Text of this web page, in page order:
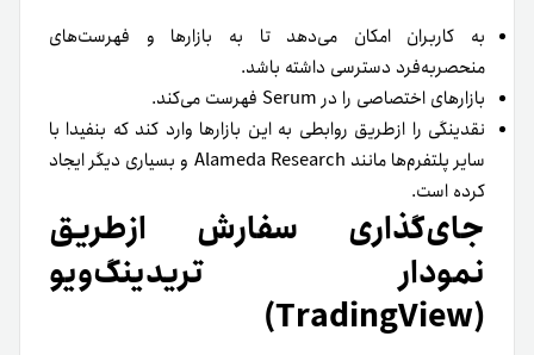
به کاربران امکان می‌دهد تا به بازارها و فهرست‌های
منحصر‌به‌فرد دسترسی داشته باشد.
بازارهای اختصاصی را در Serum فهرست می‌کند.
نقدینگی را ازطریق روابطی به این بازارها وارد کند که بنفیدا با
سایر پلتفرم‌ها مانند Alameda Research و بسیاری دیگر ایجاد
کرده است.
جای‌گذاری سفارش‌ ازطریق
نمودار تریدینگ‌ویو
(TradingView)